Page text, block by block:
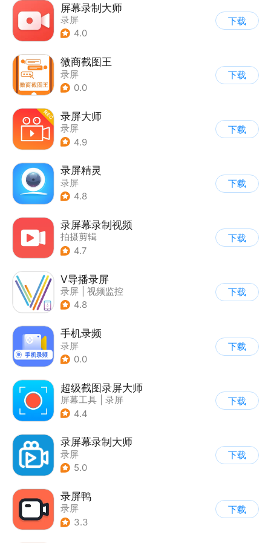
屏幕录制大师
录屏
4.0
下载
微商截图王
录屏
0.0
下载
录屏大师
录屏
4.9
下载
录屏精灵
录屏
4.8
下载
录屏幕录制视频
拍摄剪辑
4.7
下载
V导播录屏
录屏
视频监控
4.8
下载
手机录频
录屏
0.0
下载
超级截图录屏大师
屏幕工具
录屏
4.4
下载
录屏幕录制大师
录屏
5.0
下载
录屏鸭
录屏
3.3
下载